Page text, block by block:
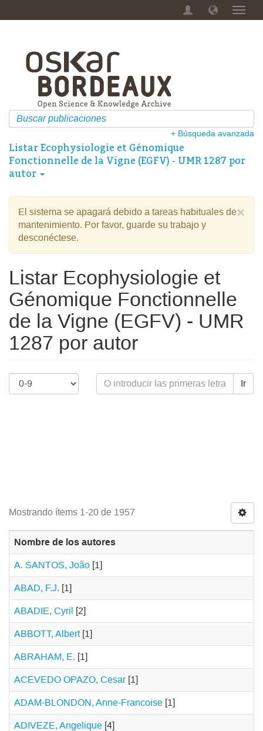
+ Búsqueda avanzada
Listar Ecophysiologie et Génomique
Fonctionnelle de la Vigne (EGFV) - UMR 1287 por
autor
×
El sistema se apagará debido a tareas habituales de
mantenimiento. Por favor, guarde su trabajo y
desconéctese.
Listar Ecophysiologie et
Génomique Fonctionnelle
de la Vigne (EGFV) - UMR
1287 por autor
Ir
Mostrando ítems 1-20 de 1957
Nombre de los autores
A. SANTOS, João [1]
ABAD, F.J. [1]
ABADIE, Cyril [2]
ABBOTT, Albert[1]
ABRAHAM, E. [1]
ACEVEDO OPAZO, Cesar [1]
ADAM-BLONDON, Anne-Francoise [1]
ADIVEZE, Angelique [4]